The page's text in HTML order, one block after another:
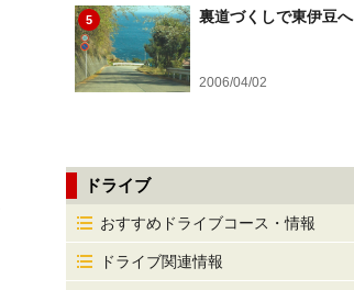
5 裏道づくしで東伊豆へ
2006/04/02
ドライブ
おすすめドライブコース・情報
ドライブ関連情報